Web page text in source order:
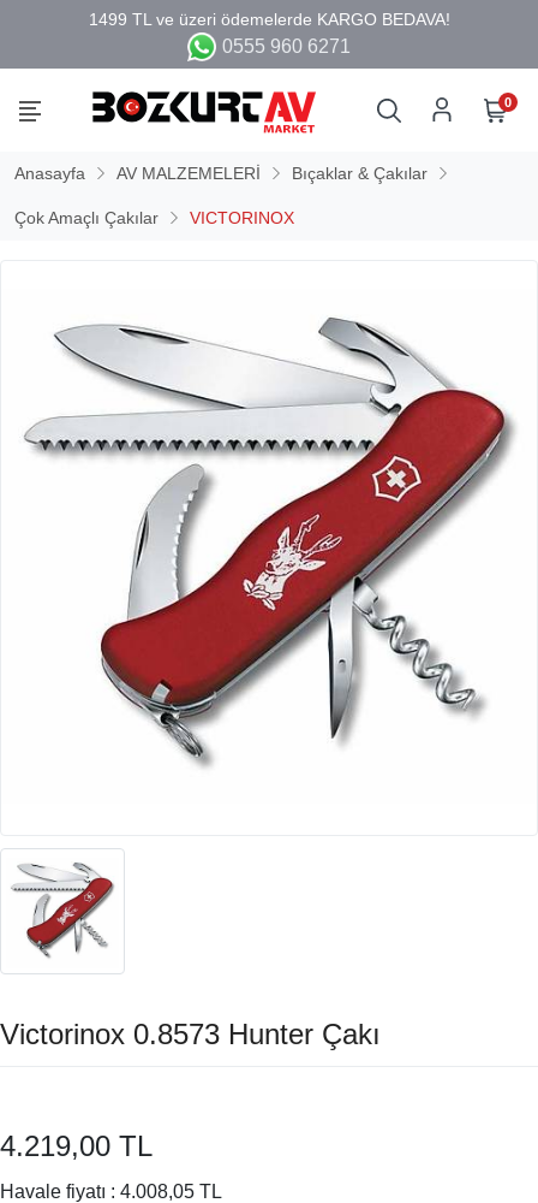
0555 960 6271
0
Anasayfa AV MALZEMELERİ Bıçaklar & Çakılar
Çok Amaçlı Çakılar VICTORINOX
Victorinox 0.8573 Hunter Çakı
4.219,00 TL
Havale fiyatı : 4.008,05 TL